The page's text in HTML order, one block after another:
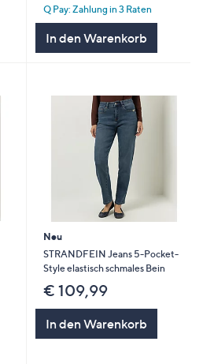
Q Pay: Zahlung in 3 Raten
In den Warenkorb
Neu
STRANDFEIN Jeans 5-Pocket-
Style elastisch schmales Bein
€ 109,99
In den Warenkorb